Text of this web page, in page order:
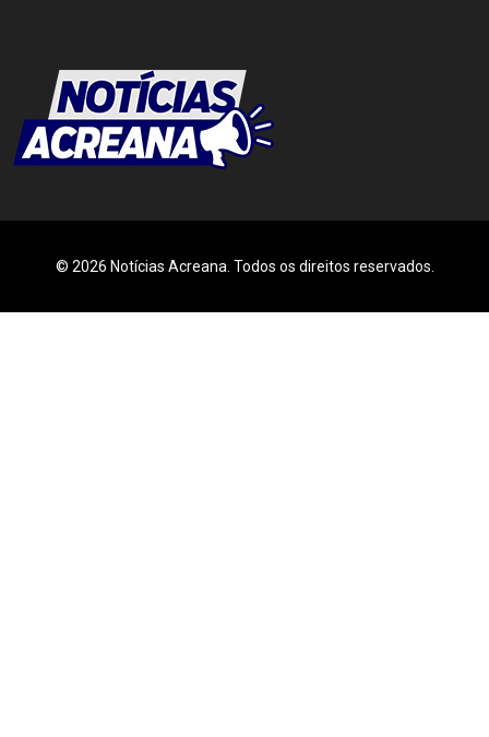
© 2026 Notícias Acreana. Todos os direitos reservados.